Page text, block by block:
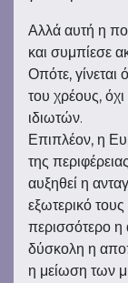
Αλλά αυτή η
και συμπίεσε
Οπότε,
του χρέους,
ιδιωτών.
Επιπλέον, η
της
αυξηθεί η
εξωτερικό
περισσότερο η
δύσκολη η
η μείωση των